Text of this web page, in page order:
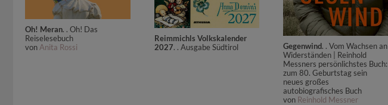
Oh! Meran. . Oh! Das
Reiselesebuch
von Anita Rossi
Reimmichls Volkskalender
2027. . Ausgabe Südtirol Gegenwind. . Vom Wachsen an
Widerständen | Reinhold
Messners persönlichstes Buch:
zum 80. Geburtstag sein
neues großes
autobiografisches Buch
von Reinhold Messner